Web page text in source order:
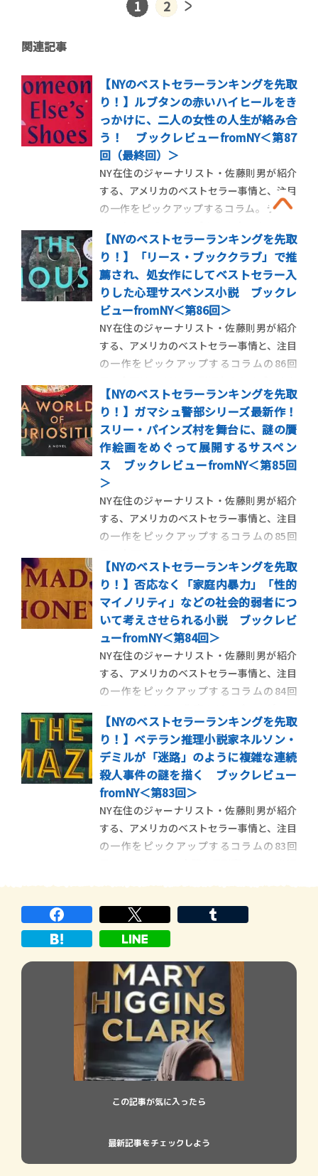
1 2
関連記事
【NYのベストセラーランキングを先取
り！】ルブタンの赤いハイヒールをき
っかけに、二人の女性の人生が絡み合
う！ ブックレビューfromNY＜第87
回（最終回）＞
NY在住のジャーナリスト・佐藤則男が紹介
する、アメリカのベストセラー事情と、注目
の一作をピックアップするコラム。ラスト
ハイヒールを軸に、女性たちの絆とパワー
を描く、ジョジョ・モイーズの最新作を紹
介します。 ＜第87回＞二人の女性の運命を
変えた赤いクロコのハイヒー […]
【NYのベストセラーランキングを先取
り！】「リース・ブッククラブ」で推
薦され、処女作にしてベストセラー入
りした心理サスペンス小説 ブックレ
ビューfromNY＜第86回＞
NY在住のジャーナリスト・佐藤則男が紹介
する、アメリカのベストセラー事情と、注目
の一作をピックアップするコラムの86回
ラブで取り上げられて話題となった、若い
女性の突然死動画からストーリーがはじま
るアナ・レイエズの処女小説を紹介しま
す。 ＜第86回＞7年前に別れ […]
【NYのベストセラーランキングを先取
り！】ガマシュ警部シリーズ最新作！
スリー・パインズ村を舞台に、謎の贋
作絵画をめぐって展開するサスペン
ス ブックレビューfromNY＜第85回
＞
NY在住のジャーナリスト・佐藤則男が紹介
する、アメリカのベストセラー事情と、注目
の一作をピックアップするコラムの85回
ーの代表作、ケベック州警察の警部アルマ
ン・ガマシュを主人公とする推理小説シリ
ーズの最新作を紹介します。 ＜第85回＞
「謎の贋作絵画」をめぐって展 […]
【NYのベストセラーランキングを先取
り！】否応なく「家庭内暴力」「性的
マイノリティ」などの社会的弱者につ
いて考えさせられる小説 ブックレビ
ューfromNY＜第84回＞
NY在住のジャーナリスト・佐藤則男が紹介
する、アメリカのベストセラー事情と、注目
の一作をピックアップするコラムの84回
と、性的マイノリティの人権擁護の活動家ジ
ェニファー・フィニィ・ボイランがタッグ
を組んで、重いテーマを描いた作品を紹介し
ます。 ＜第84回＞家庭内 […]
【NYのベストセラーランキングを先取
り！】ベテラン推理小説家ネルソン・
デミルが「迷路」のように複雑な連続
殺人事件の謎を描く ブックレビュー
fromNY＜第83回＞
NY在住のジャーナリスト・佐藤則男が紹介
する、アメリカのベストセラー事情と、注目
の一作をピックアップするコラムの83回
端な認識や行動とともにストーリーが展開
していく最新ミステリーを紹 […]
この記事が気に入ったら
最新記事をチェックしよう